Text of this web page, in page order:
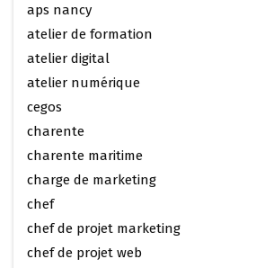
aps nancy
atelier de formation
atelier digital
atelier numérique
cegos
charente
charente maritime
charge de marketing
chef
chef de projet marketing
chef de projet web